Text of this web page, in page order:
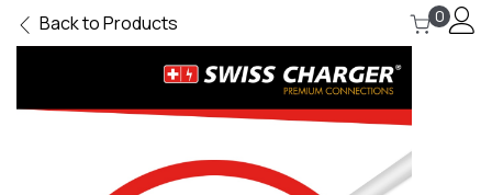
Back to Products 0